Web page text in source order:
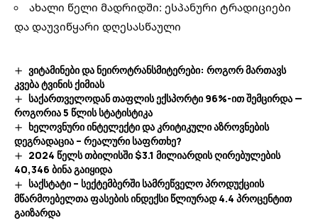
ახალი წელი მადრიდში: ესპანური ტრადიციები
და დაუვიწყარი დღესასწაული
ვიტამინები და ნეიროტრანსმიტერები: როგორ მართავს
კვება ტვინის ქიმიას
საქართველოდან თაფლის ექსპორტი 96%-ით შემცირდა —
როგორია 5 წლის სტატისტიკა
ხელოვნური ინტელექტი და კრიტიკული აზროვნების
დეგრადაცია – რეალური საფრთხე?
2024 წელს თბილისში $3.1 მილიარდის ღირებულების
40,346 ბინა გაიყიდა
საქსტატი – სექტემბერში სამრეწველო პროდუქციის
მწარმოებელთა ფასების ინდექსი წლიურად 4.4 პროცენტით
გაიზარდა